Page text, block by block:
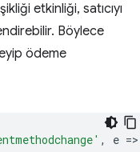
etkinliği, satıcıyı
Böylece
ödeme
, e =>